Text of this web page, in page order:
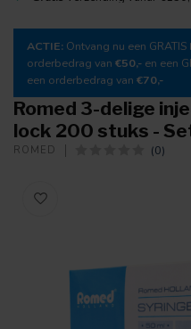
ACTIE: Ontvang nu een GRATIS
orderbedrag van €50,- en een
een orderbedrag van €70,-
Romed 3-delige
lock 200 stuks -
ROMED (0)